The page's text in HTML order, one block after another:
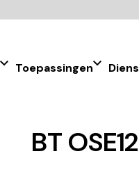
Toepassingen
BT